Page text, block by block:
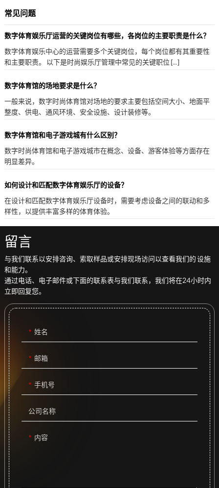
常见问题
数字体育娱乐厅运营的关键岗位有哪些，各岗位的主要职责是什么？
数字体育娱乐中心的运营需要多个关键岗位，每个岗位都有其重要性
和主要职责。 以下是时尚娱乐厅管理中常见的关键职位 […]
数字体育馆的场地要求是什么？
一般来说，数字时尚体育馆对场地的要求主要包括空间大小、地面平
整度、供电、通风环境、安全设施、设计装修等。
数字体育馆和电子游戏城有什么区别？
数字时尚体育馆和电子游戏城市在概念、设备、游客体验等方面存在
明显差异。
如何设计和匹配数字体育娱乐厅的设备？
在设计和匹配数字体育娱乐厅设备时，需要考虑设备之间的联动和多
样性，以提供丰富多样的体育体验。
留言
与我们联系以安排咨询、索取样品或安排现场访问以查看我们的 设施
和能力。
通过电话、电子邮件或下面的联系表与我们联系，我们将在24小时内
立即回复您。
姓名
邮箱
手机号
公司名称
内容